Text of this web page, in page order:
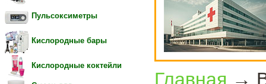
Пульсоксиметры
Кислородные бары
Кислородные коктейли
Главная →